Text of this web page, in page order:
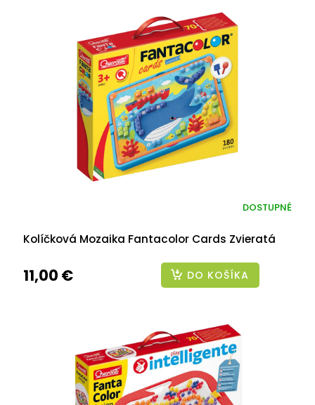
Kolíčková Mozaika Fantacolor Cards Zvieratá
DOSTUPNÉ
11,00 € DO KOŠÍKA